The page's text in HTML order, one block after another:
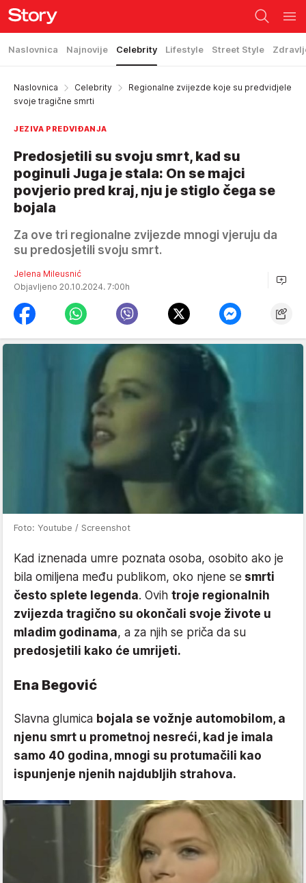
Naslovnica Najnovije Celebrity Lifestyle Street Style
Naslovnica Celebrity
Regionalne zvijezde koje su predvidjele
svoje tragične smrti
JEZIVA PREDVIĐANJA
Predosjetili su svoju smrt, kad su
poginuli Juga je stala: On se majci
povjerio pred kraj, nju je stiglo čega se
bojala
Za ove tri regionalne zvijezde mnogi vjeruju da
su predosjetili svoju smrt.
Jelena Mileusnić
Objavljeno 20.10.2024. 7:00h
Foto: Youtube / Screenshot
Kad iznenada umre poznata osoba, osobito ako je
bila omiljena među publikom, oko njene se smrti
često splete legenda. Ovih troje regionalnih
zvijezda tragično su okončali svoje živote u
mladim godinama, a za njih se priča da su
predosjetili kako će umrijeti.
Ena Begović
Slavna glumica bojala se vožnje automobilom, a
njenu smrt u prometnoj nesreći, kad je imala
samo 40 godina, mnogi su protumačili kao
ispunjenje njenih najdubljih strahova.